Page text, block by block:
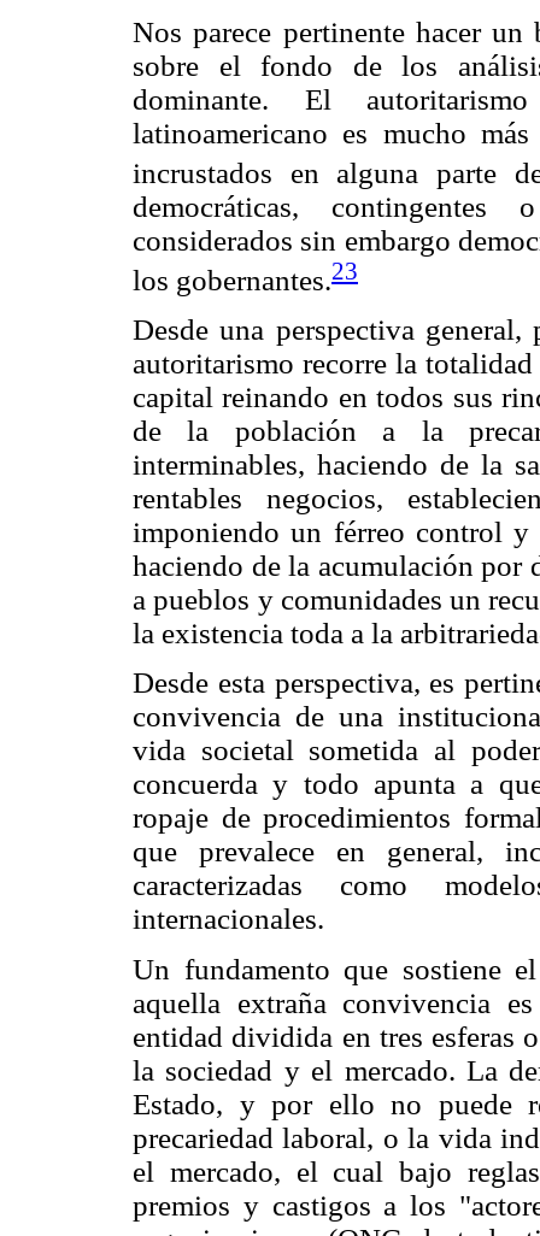
Nos parece pertinente hacer
sobre el fondo de los
dominante. El
latinoamericano es mucho
incrustados en alguna parte
democráticas,
considerados sin embargo
los gobernantes.23
Desde una perspectiva
autoritarismo recorre la
capital reinando en todos sus
de la población a la
interminables, haciendo de la
rentables negocios,
imponiendo un férreo control y
haciendo de la acumulación por
a pueblos y comunidades un
la existencia toda a la
Desde esta perspectiva, es
convivencia de una
vida societal sometida al
concuerda y todo apunta a
ropaje de procedimientos
que prevalece en general,
caracterizadas como
internacionales.
Un fundamento que sostiene
aquella extraña convivencia
entidad dividida en tres esferas
la sociedad y el mercado. La
Estado, y por ello no puede
precariedad laboral, o la vida
el mercado, el cual bajo
premios y castigos a los